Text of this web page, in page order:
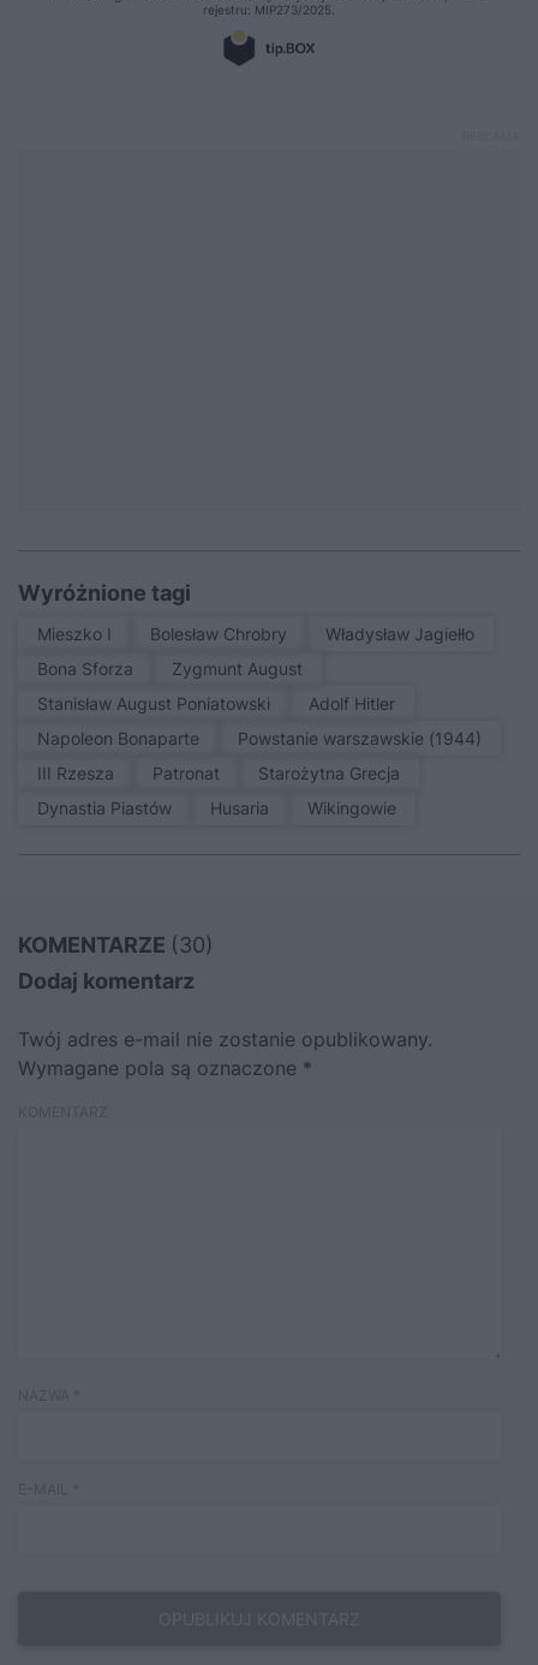
Wyróżnione tagi
Mieszko I Bolesław Chrobry
Władysław Jagiełło
Bona Sforza
Zygmunt August
Stanisław August Poniatowski
Adolf Hitler
Napoleon Bonaparte
Powstanie warszawskie (1944)
III Rzesza
patronat
Starożytna Grecja
Dynastia Piastów
Husaria Wikingowie
KOMENTARZE (30)
Dodaj komentarz
Twój adres e-mail nie zostanie opublikowany.
Wymagane pola są oznaczone *